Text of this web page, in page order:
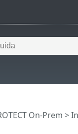
On-Prem >